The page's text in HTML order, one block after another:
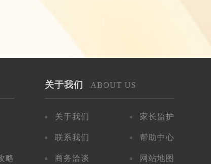
略
关于我们 ABOUT US
关于我们
联系我们
商务洽谈
家长监护
帮助中心
网站地图